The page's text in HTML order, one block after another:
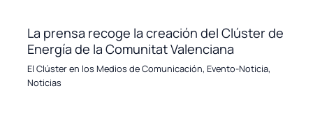
La prensa recoge la creación del Clúster de
Energía de la Comunitat Valenciana
El Clúster en los Medios de Comunicación,Evento-Noticia,
Noticias